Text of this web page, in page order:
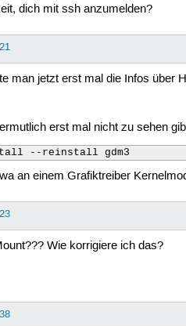
dich mit ssh anzumelden?
man jetzt erst mal die Infos über
erst mal nicht zu sehen
--reinstall gdm3
an einem Grafiktreiber
Wie korrigiere ich das?